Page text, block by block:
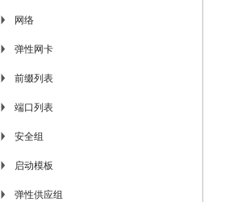
▶ 网络
▶ 弹性网卡
▶ 前缀列表
▶ 端口列表
▶ 安全组
▶ 启动模板
▶ 弹性供应组